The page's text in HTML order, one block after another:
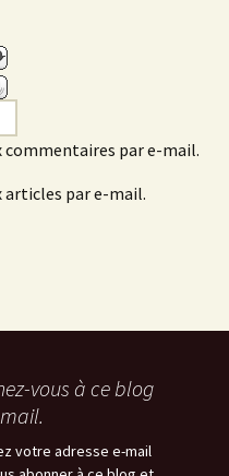
commentaires par e-mail.
articles par e-mail.
vous à ce blog
votre adresse e-mail